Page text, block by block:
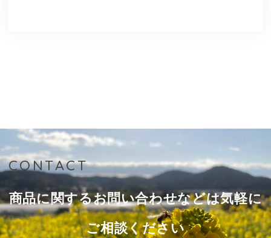
CONTACT
商品に関するお問い合わせなどは気軽に
ご相談ください